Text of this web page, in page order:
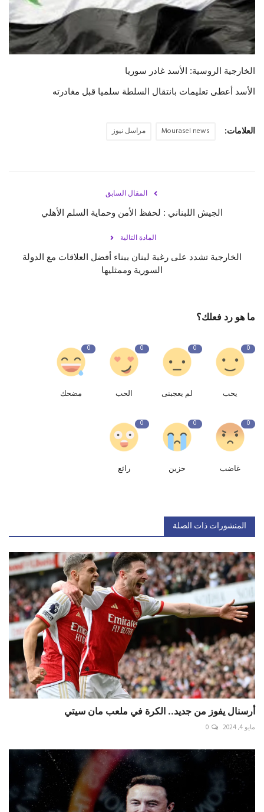
حياة
الخارجية الروسية: الأسد غادر سوريا
الأسد أعطى تعليمات بانتقال السلطة سلميا قبل مغادرته
العلامات: Mourasel news مراسل نيوز
المقال السابق
الجيش اللبناني : لحفظ الأمن وحماية السلم الأهلي
المادة التالية
الخارجية تشدد على رغبة لبنان ببناء أفضل العلاقات مع الدولة
السورية وممثليها
ما هو رد فعلك؟
0
يحب
0
لم يعجبنى
0
الحب
0
مضحك
0
غاضب
0
حزين
0
رائع
المنشورات ذات الصلة
أرسنال يفوز من جديد.. الكرة في ملعب مان سيتي
مايو 4, 2024 0